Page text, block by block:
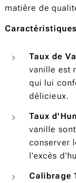
matière de
Taux de
vanille est
qui lui
délicieux.
Taux
vanille
conserver
l'excès
Calibrage